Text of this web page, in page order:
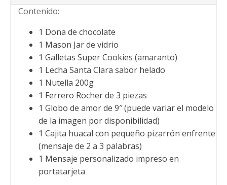
Contenido:
1 Dona de chocolate
1 Mason Jar de vidrio
1 Galletas Super Cookies (amaranto)
1 Lecha Santa Clara sabor helado
1 Nutella 200g
1 Ferrero Rocher de 3 piezas
1 Globo de amor de 9″(puede variar el modelo
de la imagen por disponibilidad)
1 Cajita huacal con pequeño pizarrón enfrente
(mensaje de 2 a 3 palabras)
1 Mensaje personalizado impreso en
portatarjeta